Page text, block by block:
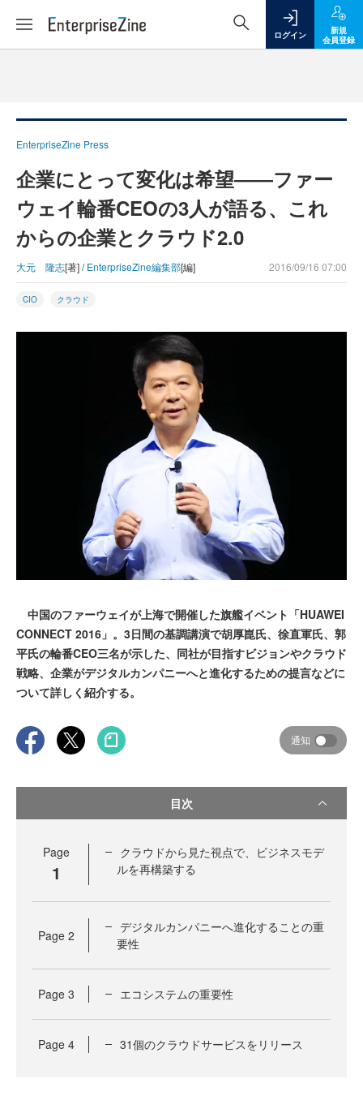
ログイン
新規
会員登録
EnterpriseZine Press
企業にとって変化は希望――ファー
ウェイ輪番CEOの3人が語る、これ
からの企業とクラウド2.0
大元 隆志[著] /EnterpriseZine編集部[編] 2016/09/16 07:00
CIO クラウド
中国のファーウェイが上海で開催した旗艦イベント「HUAWEI
CONNECT 2016」。3日間の基調講演で胡厚崑氏、徐直軍氏、郭
平氏の輪番CEO三名が示した、同社が目指すビジョンやクラウド
戦略、企業がデジタルカンパニーへと進化するための提言などに
ついて詳しく紹介する。
通知
目次
Page
1
クラウドから見た視点で、ビジネスモデ
ルを再構築する
Page 2
デジタルカンパニーへ進化することの重
要性
Page 3 エコシステムの重要性
Page 4 31個のクラウドサービスをリリース